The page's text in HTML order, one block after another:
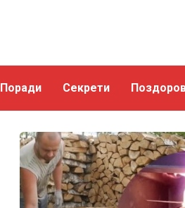
Поради Секрети